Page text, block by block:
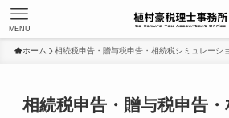
MENU
ホーム 相続税申告・贈与税申告・相続税シミュレーシ
相続税申告・贈与税申告